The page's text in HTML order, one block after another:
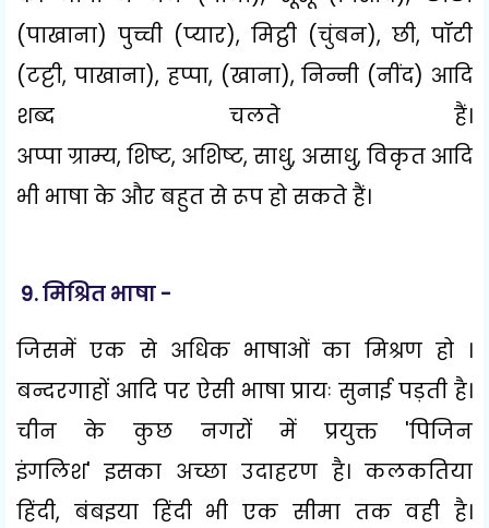
(पाखाना) पुच्ची (प्यार), मिट्ठी (चुंबन), छी, पॉटी
(टट्टी, पाखाना), हप्पा, (खाना),निन्नी (नींद) आदि
शब्द चलते हैं।
अप्पाग्राम्य, शिष्ट, अशिष्ट, साधु, असाधु, विकृत आदि
भी भाषा के और बहुत से रूप हो सकते हैं।
9.मिश्रित भाषा -
जिसमें एक से अधिक भाषाओं का मिश्रण हो ।
बन्दरगाहों आदि पर ऐसी भाषा प्रायः सुनाई पड़ती है।
चीन के कुछ नगरों में प्रयुक्त 'पिजिन
इंगलिश'इसका अच्छा उदाहरण है। कलकतिया
हिंदी, बंबइया हिंदी भी एक सीमा तक वही है।